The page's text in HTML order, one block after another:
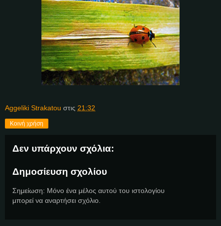
Aggeliki Strakatou στις 21:32
Κοινή χρήση
Δεν υπάρχουν σχόλια:
Δημοσίευση σχολίου
Σημείωση: Μόνο ένα μέλος αυτού του ιστολογίου
μπορεί να αναρτήσει σχόλιο.